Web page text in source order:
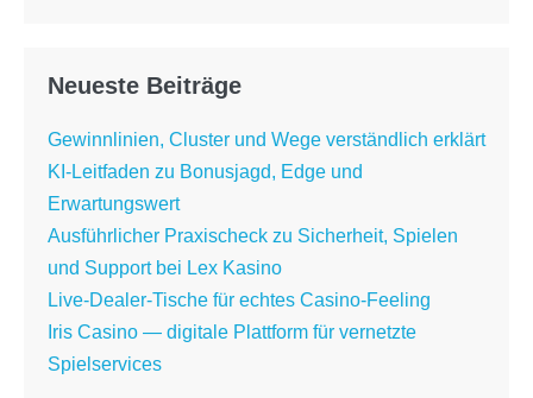
Neueste Beiträge
Gewinnlinien, Cluster und Wege verständlich erklärt
KI-Leitfaden zu Bonusjagd, Edge und
Erwartungswert
Ausführlicher Praxischeck zu Sicherheit, Spielen
und Support bei Lex Kasino
Live-Dealer-Tische für echtes Casino-Feeling
Iris Casino — digitale Plattform für vernetzte
Spielservices